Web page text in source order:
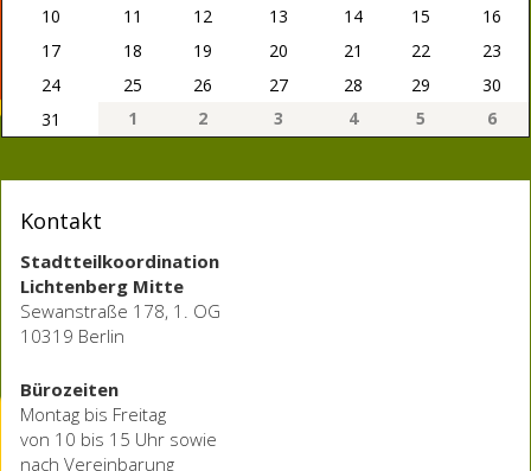
10
11 12 13 14 15
16
17
18 19 20 21 22
23
24
25 26 27 28 29
30
31
1 2 3 4 5 6
Kontakt
Stadtteilkoordination
Lichtenberg Mitte
Sewanstraße 178, 1. OG
10319 Berlin
Bürozeiten
Montag bis Freitag
von 10 bis 15 Uhr sowie
nach Vereinbarung